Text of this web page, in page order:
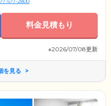
守り、その方らしさを尊重すること
で、どんなことでもぜひお話くださ
して役割を持っていただき、人間関
料金見積もり
※2026/07/08更新
を見る